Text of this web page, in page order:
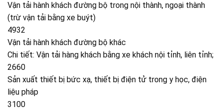
Vận tải hành khách đường bộ trong nội thành, ngoại thành
(trừ vận tải bằng xe buýt)
4932
Vận tải hành khách đường bộ khác
Chi tiết: Vận tải hàng khách bằng xe khách nội tỉnh, liên tỉnh;
2660
Sản xuất thiết bị bức xạ, thiết bị điện tử trong y học, điện
liệu pháp
3100